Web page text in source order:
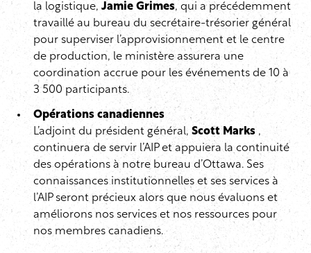
la logistique, Jamie Grimes, qui a précédemment
travaillé au bureau du secrétaire-trésorier général
pour superviser l’approvisionnement et le centre
de production, le ministère assurera une
coordination accrue pour les événements de 10 à
3 500 participants.
Opérations canadiennes
L’adjoint du président général, Scott Marks ,
continuera de servir l’AIP et appuiera la continuité
des opérations à notre bureau d’Ottawa. Ses
connaissances institutionnelles et ses services à
l’AIP seront précieux alors que nous évaluons et
améliorons nos services et nos ressources pour
nos membres canadiens.